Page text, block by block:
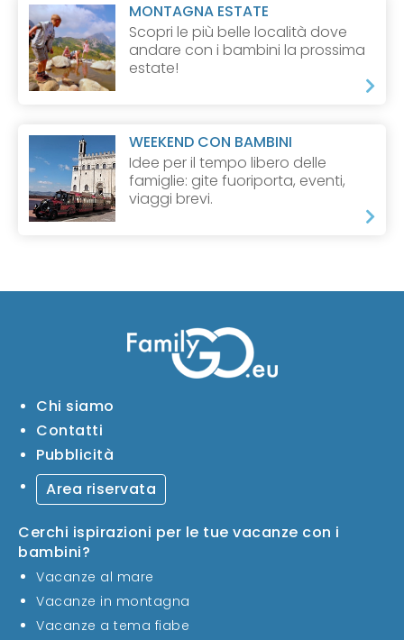
MONTAGNA ESTATE
Scopri le più belle località dove
andare con i bambini la prossima
estate!
WEEKEND CON BAMBINI
Idee per il tempo libero delle
famiglie: gite fuoriporta, eventi,
viaggi brevi.
Chi siamo
Contatti
Pubblicità
Area riservata
Cerchi ispirazioni per le tue vacanze con i
bambini?
Vacanze al mare
Vacanze in montagna
Vacanze a tema fiabe